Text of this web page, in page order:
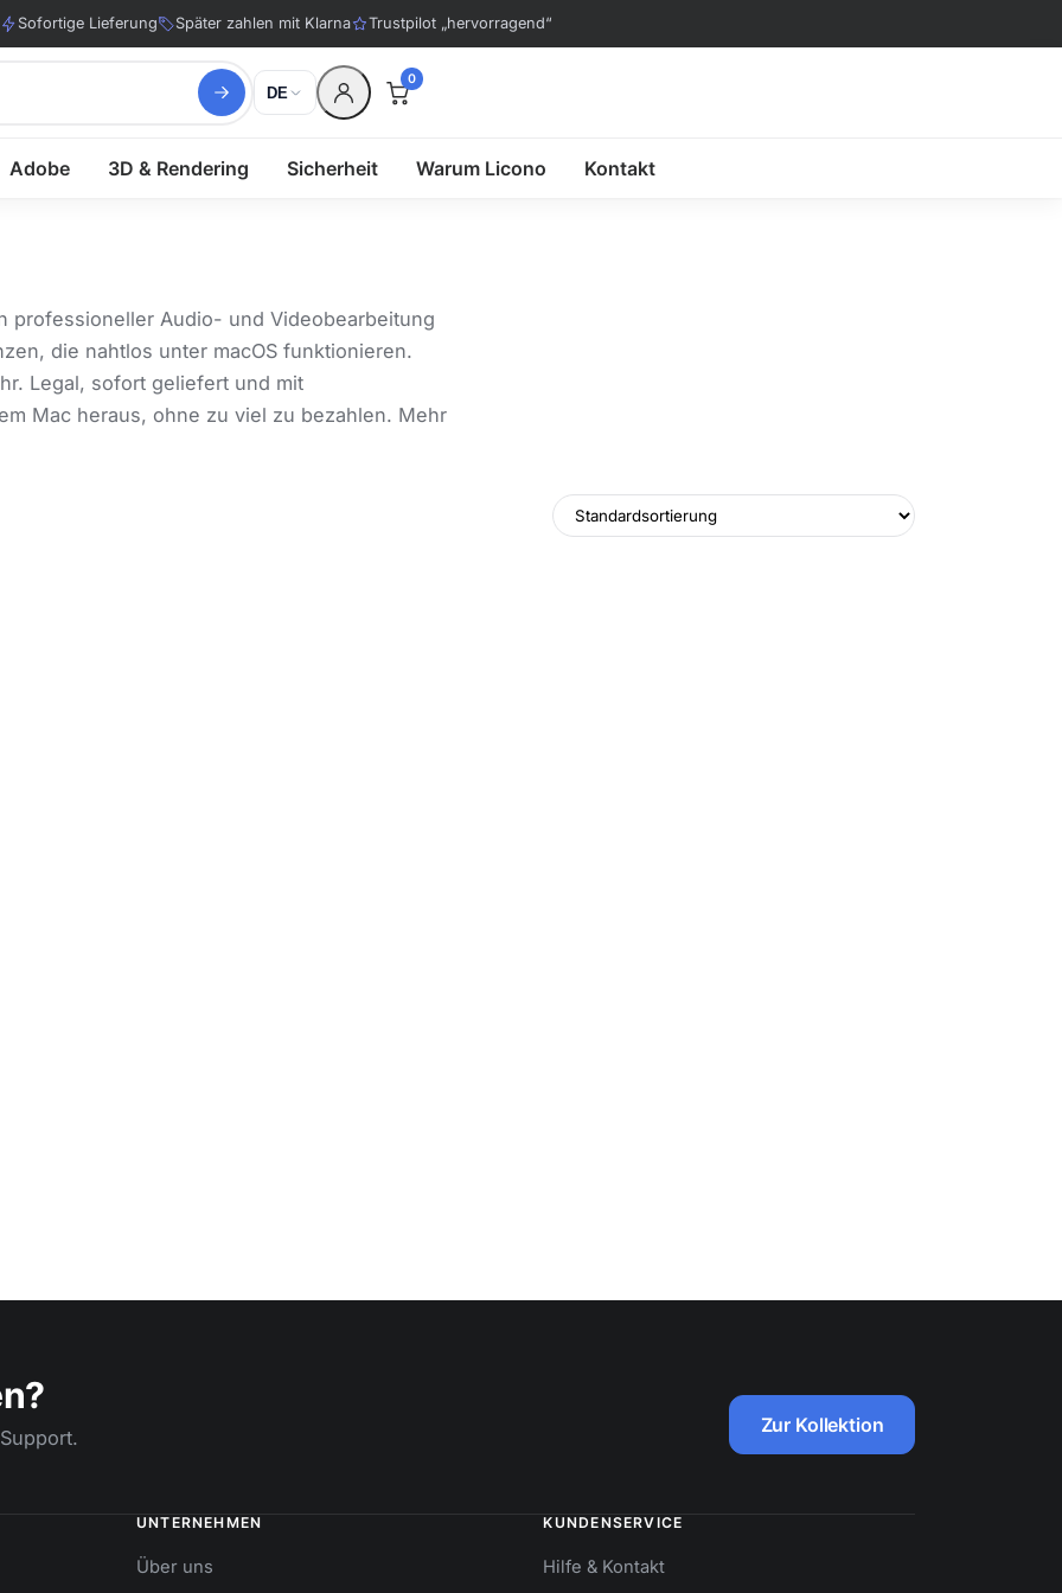
Sofortige Lieferung Später zahlen mit Klarna Trustpilot „hervorragend“
DE
0
Adobe 3D & Rendering Sicherheit Warum Licono Kontakt
professioneller Audio- und Videobearbeitung
die nahtlos unter macOS funktionieren.
Legal, sofort geliefert und mit
Mac heraus, ohne zu viel zu bezahlen. Mehr
Zur Kollektion
UNTERNEHMEN
Über uns
KUNDENSERVICE
Hilfe & Kontakt